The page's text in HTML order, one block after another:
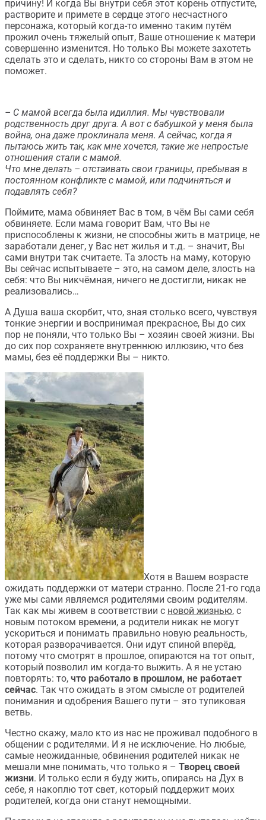
причину! И когда Вы внутри себя этот корень отпустите,
растворите и примете в сердце этого несчастного
персонажа, который когда-то именно таким путём
прожил очень тяжелый опыт, Ваше отношение к матери
совершенно изменится. Но только Вы можете захотеть
сделать это и сделать, никто со стороны Вам в этом не
поможет.
– С мамой всегда была идиллия. Мы чувствовали
родственность друг друга. А вот с бабушкой у меня была
война, она даже проклинала меня. А сейчас, когда я
пытаюсь жить так, как мне хочется, такие же непростые
отношения стали с мамой.
Что мне делать – отстаивать свои границы, пребывая в
постоянном конфликте с мамой, или подчиняться и
подавлять себя?
Поймите, мама обвиняет Вас в том, в чём Вы сами себя
обвиняете. Если мама говорит Вам, что Вы не
приспособлены к жизни, не способны жить в матрице, не
заработали денег, у Вас нет жилья и т.д. – значит, Вы
сами внутри так считаете. Та злость на маму, которую
Вы сейчас испытываете – это, на самом деле, злость на
себя: что Вы никчёмная, ничего не достигли, никак не
реализовались…
А Душа ваша скорбит, что, зная столько всего, чувствуя
тонкие энергии и воспринимая прекрасное, Вы до сих
пор не поняли, что только Вы – хозяин своей жизни. Вы
до сих пор сохраняете внутреннюю иллюзию, что без
мамы, без её поддержки Вы – никто.
Хотя в Вашем возрасте
ожидать поддержки от матери странно. После 21-го года
уже мы сами являемся родителями своим родителям.
Так как мы живем в соответствии с новой жизнью, с
новым потоком времени, а родители никак не могут
ускориться и понимать правильно новую реальность,
которая разворачивается. Они идут спиной вперёд,
потому что смотрят в прошлое, опираются на тот опыт,
который позволил им когда-то выжить. А я не устаю
повторять: то, что работало в прошлом, не работает
сейчас. Так что ожидать в этом смысле от родителей
понимания и одобрения Вашего пути – это тупиковая
ветвь.
Честно скажу, мало кто из нас не проживал подобного в
общении с родителями. И я не исключение. Но любые,
самые неожиданные, обвинения родителей никак не
мешали мне понимать, что только я – Творец своей
жизни. И только если я буду жить, опираясь на Дух в
себе, я накоплю тот свет, который поддержит моих
родителей, когда они станут немощными.